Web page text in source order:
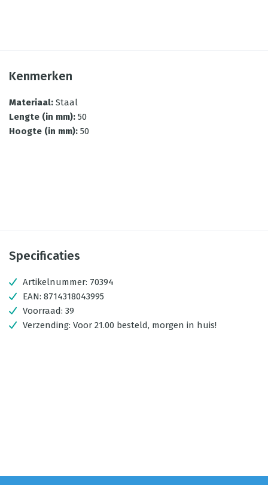
Kenmerken
Materiaal: Staal
Lengte (in mm): 50
Hoogte (in mm): 50
Specificaties
Artikelnummer: 70394
EAN: 8714318043995
Voorraad: 39
Verzending: Voor 21.00 besteld, morgen in huis!